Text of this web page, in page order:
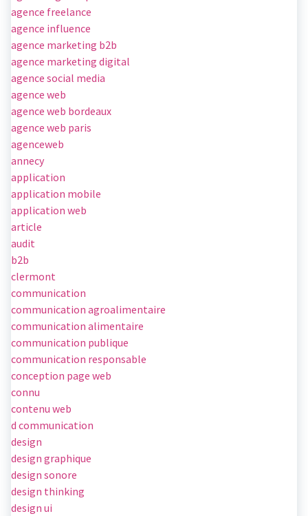
agence freelance
agence influence
agence marketing b2b
agence marketing digital
agence social media
agence web
agence web bordeaux
agence web paris
agenceweb
annecy
application
application mobile
application web
article
audit
b2b
clermont
communication
communication agroalimentaire
communication alimentaire
communication publique
communication responsable
conception page web
connu
contenu web
d communication
design
design graphique
design sonore
design thinking
design ui